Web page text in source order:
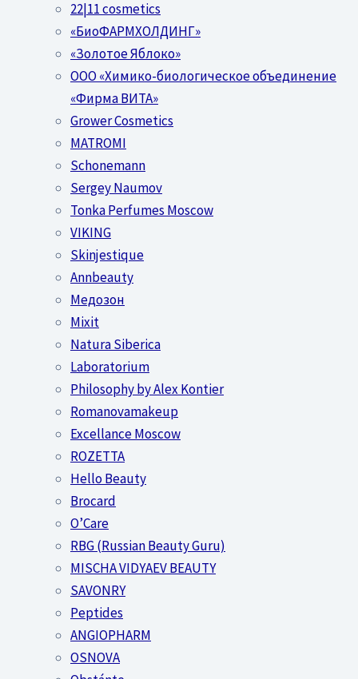
22|11 cosmetics
«БиоФАРМХОЛДИНГ»
«Золотое Яблоко»
OOO «Химико-биологическое объединение
«Фирма ВИТА»
Grower Cosmetics
MATROMI
Schonemann
Sergey Naumov
Tonka Perfumes Moscow
VIKING
Skinjestique
Annbeauty
Медозон
Mixit
Natura Siberica
Laboratorium
Philosophy by Alex Kontier
Romanovamakeup
Excellance Moscow
ROZETTA
Hello Beauty
Brocard
O’Care
RBG (Russian Beauty Guru)
MISCHA VIDYAEV BEAUTY
SAVONRY
Peptides
ANGIOPHARM
OSNOVA